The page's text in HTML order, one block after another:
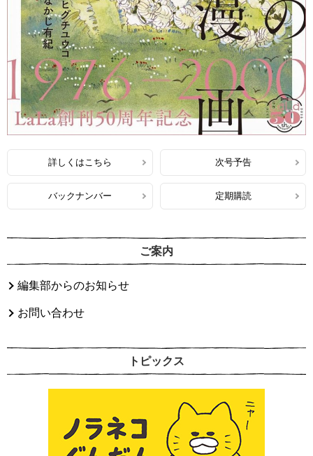
詳しくはこちら 次号予告
バックナンバー 定期購読
ご案内
編集部からのお知らせ
お問い合わせ
トピックス